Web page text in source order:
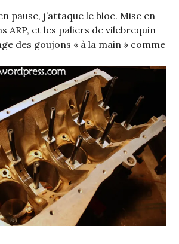
pause, j’attaque le bloc. Mise en
ARP, et les paliers de vilebrequin
des goujons « à la main » comme